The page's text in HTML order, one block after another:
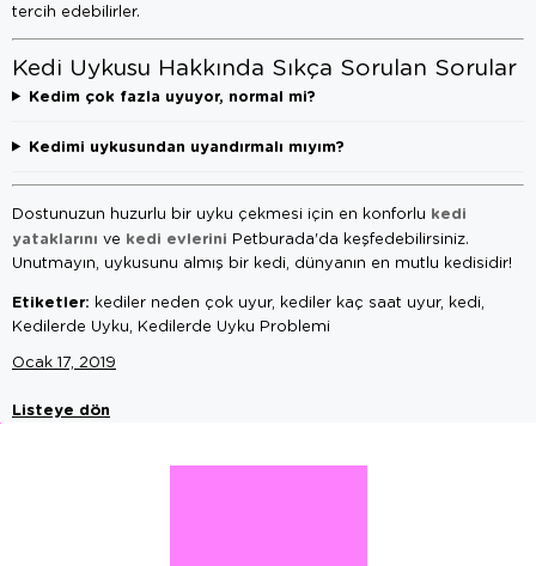
tercih edebilirler.
Kedi Uykusu Hakkında Sıkça Sorulan Sorular
Kedim çok fazla uyuyor, normal mi?
Kedimi uykusundan uyandırmalı mıyım?
Dostunuzun huzurlu bir uyku çekmesi için en konforlu kedi
yataklarını ve kedi evlerini Petburada'da keşfedebilirsiniz.
Unutmayın, uykusunu almış bir kedi, dünyanın en mutlu kedisidir!
Etiketler: kediler neden çok uyur, kediler kaç saat uyur, kedi,
Kedilerde Uyku, Kedilerde Uyku Problemi
Ocak 17, 2019
Listeye dön